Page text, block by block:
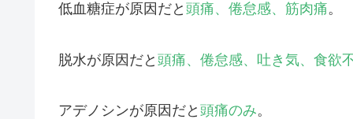
低血糖症が原因だと 頭痛、倦怠感、筋肉痛。
脱水が原因だと 頭痛、倦怠感、吐き気、食欲
アデノシンが原因だと 頭痛のみ。